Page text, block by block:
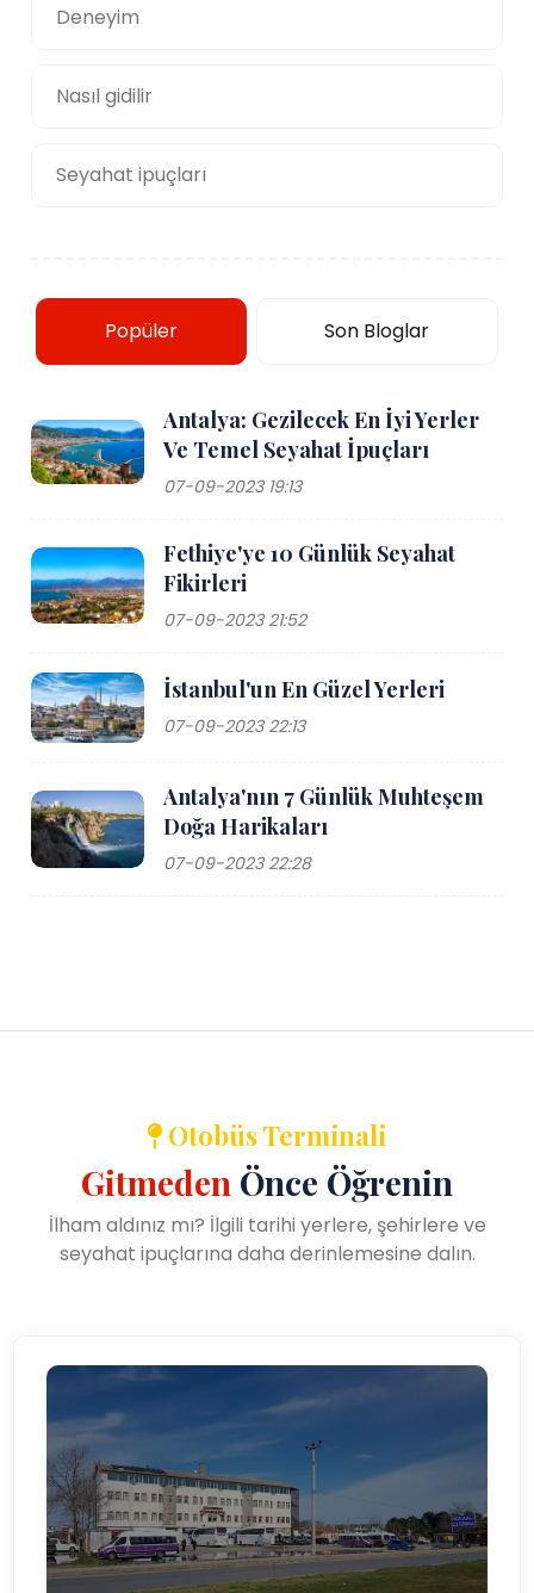
Deneyim
Nasıl gidilir
Seyahat ipuçları
Popüler Son Bloglar
Antalya: Gezilecek En İyi Yerler
Ve Temel Seyahat İpuçları
07-09-2023 19:13
Fethiye'ye 10 Günlük Seyahat
Fikirleri
07-09-2023 21:52
İstanbul'un En Güzel Yerleri
07-09-2023 22:13
Antalya'nın 7 Günlük Muhteşem
Doğa Harikaları
07-09-2023 22:28
Otobüs Terminali
Gitmeden Önce Öğrenin
İlham aldınız mı? İlgili tarihi yerlere, şehirlere ve
seyahat ipuçlarına daha derinlemesine dalın.